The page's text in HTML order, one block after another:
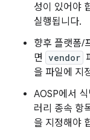
성이 있어야
실행됩니다.
향후 플랫폼/
면 vendor
을 파일에 지
AOSP에서
러리 종속 항
을 지정해야